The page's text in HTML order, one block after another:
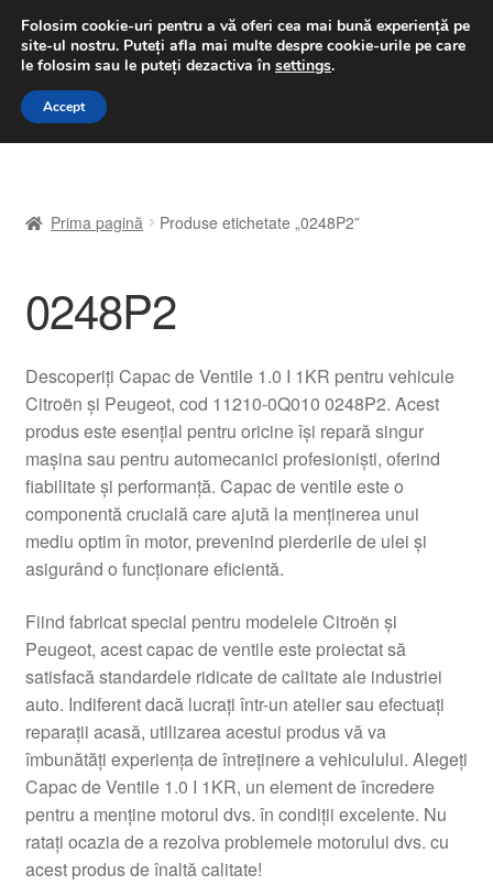
LIVRARE de la 33 lei
luni-vineri 9 a.m. - 4 p.m.031 229 6816
Sari
Sari
A lua legatura
Contul meu
Despre noi
Finalizare comandă
Livrare
Livrare în toată lumea
Plângere
Plățile
Politică de confidențialitate
Procedura de reclamație
Termeni si conditii
Prima pagină Produse etichetate „0248P2”
0248P2
Descoperiți Capac de Ventile 1.0 I 1KR pentru vehicule
Citroën și Peugeot, cod 11210-0Q010 0248P2. Acest
produs este esențial pentru oricine își repară singur
mașina sau pentru automecanici profesioniști, oferind
fiabilitate și performanță. Capac de ventile este o
componentă crucială care ajută la menținerea unui
mediu optim în motor, prevenind pierderile de ulei și
asigurând o funcționare eficientă.
Fiind fabricat special pentru modelele Citroën și
Peugeot, acest capac de ventile este proiectat să
satisfacă standardele ridicate de calitate ale industriei
auto. Indiferent dacă lucrați într-un atelier sau efectuați
reparații acasă, utilizarea acestui produs vă va
îmbunătăți experiența de întreținere a vehiculului. Alegeți
Capac de Ventile 1.0 I 1KR, un element de încredere
pentru a menține motorul dvs. în condiții excelente. Nu
ratați ocazia de a rezolva problemele motorului dvs. cu
acest produs de înaltă calitate!
Folosim cookie-uri pentru a vă oferi cea mai bună experiență pe
site-ul nostru. Puteți afla mai multe despre cookie-urile pe care
le folosim sau le puteți dezactiva în settings.
Accept